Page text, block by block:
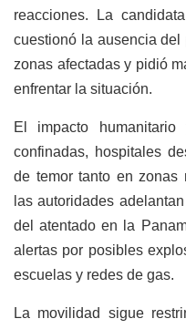
reacciones. La
cuestionó la ausencia del
zonas afectadas y pidió
enfrentar la situación.
El impacto
confinadas, hospitales
de temor tanto en zonas
las autoridades
del atentado en la
alertas por posibles
escuelas y redes de gas.
La movilidad sigue